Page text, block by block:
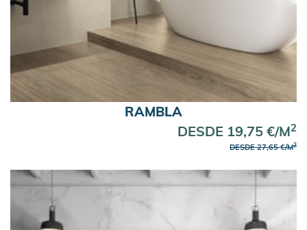
RAMBLA
DESDE 19,75 €/M2
DESDE 27,65 €/M2